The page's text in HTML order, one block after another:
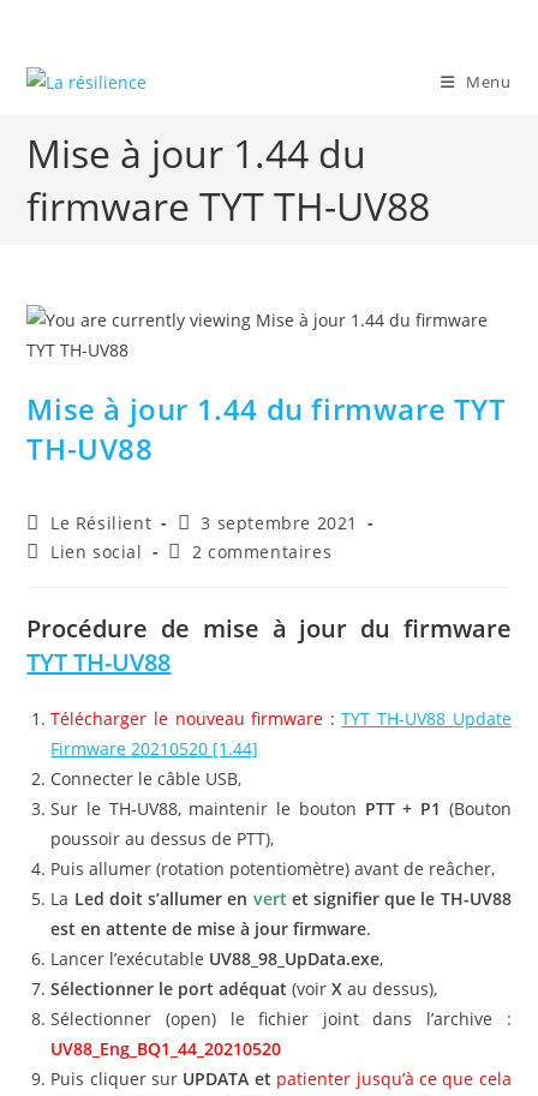
content
Menu
Mise à jour 1.44 du
firmware TYT TH-UV88
Mise à jour 1.44 du firmware TYT
TH-UV88
Auteur/autrice
de
Le Résilient
Publication
publiée :
3 septembre 2021
PostLien social
Commentaires
publication :
2 commentaires
Procédure de mise à jour du firmware
TYT TH-UV88
Télécharger le nouveau firmware :TYT TH-UV88 Update
Firmware 20210520 [1.44]
Connecter le câble USB,
Sur le TH-UV88, maintenir le bouton PTT + P1 (Bouton
poussoir au dessus de PTT),
Puis allumer (rotation potentiomètre) avant de reâcher,
La Led doit s’allumer en vert et signifier que le TH-UV88
est en attente de mise à jour firmware.
Lancer l’exécutable UV88_98_UpData.exe,
Sélectionner le port adéquat (voirX au dessus),
Sélectionner (open) le fichier joint dans l’archive :
UV88_Eng_BQ1_44_20210520
Puis cliquer sur UPDATA et patienter jusqu’à ce que cela